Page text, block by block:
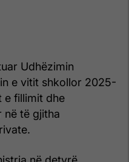
Udhëzimin
e vitit shkollor 2025-
e fillimit dhe
në të gjitha